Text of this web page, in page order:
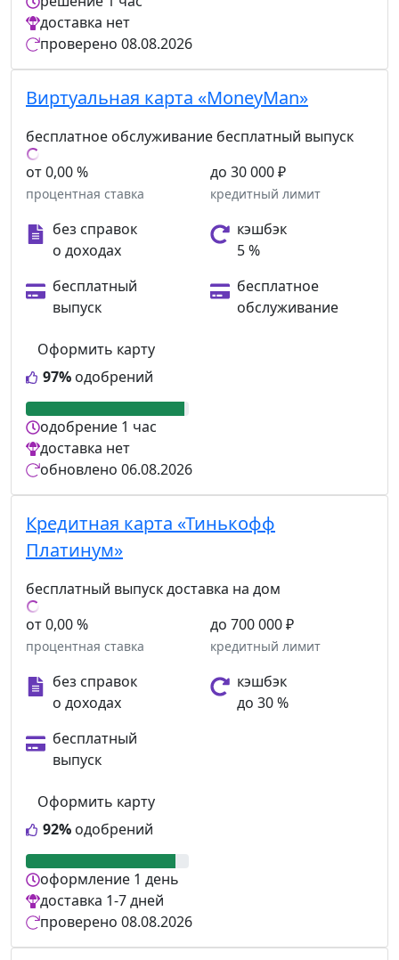
доставка нет
проверено 08.08.2026
Виртуальная карта «MoneyMan»
бесплатное обслуживание бесплатный выпуск
от 0,00 %
процентная ставка
до 30 000 ₽
кредитный лимит
без справок
о доходах
кэшбэк
5 %
бесплатный
выпуск
бесплатное
обслуживание
97% одобрений
Оформить карту
одобрение 1 час
доставка нет
обновлено 06.08.2026
Кредитная карта «Тинькофф
Платинум»
бесплатный выпускдоставка на дом
от 0,00 %
процентная ставка
до 700 000 ₽
кредитный лимит
без справок
о доходах
кэшбэк
до 30 %
бесплатный
выпуск
92% одобрений
Оформить карту
оформление 1 день
доставка 1-7 дней
проверено 08.08.2026